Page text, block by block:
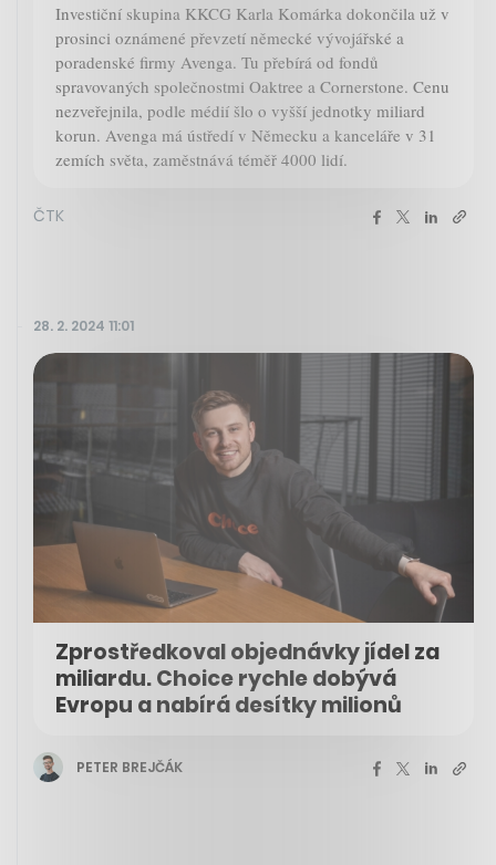
Investiční skupina KKCG Karla Komárka dokončila už v
prosinci oznámené převzetí německé vývojářské a
poradenské firmy Avenga. Tu přebírá od fondů
spravovaných společnostmi Oaktree a Cornerstone. Cenu
nezveřejnila, podle médií šlo o vyšší jednotky miliard
korun. Avenga má ústředí v Německu a kanceláře v 31
zemích světa, zaměstnává téměř 4000 lidí.
ČTK
28. 2. 2024 11:01
Zprostředkoval objednávky jídel za
miliardu. Choice rychle dobývá
Evropu a nabírá desítky milionů
PETER BREJČÁK